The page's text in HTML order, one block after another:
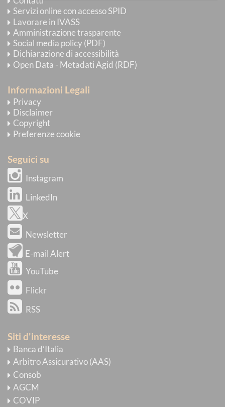
Servizi online con accesso SPID
Lavorare in IVASS
Amministrazione trasparente
Social media policy (PDF)
Dichiarazione di accessibilità
Open Data - Metadati Agid (RDF)
Informazioni Legali
Privacy
Disclaimer
Copyright
Preferenze cookie
Seguici su
Instagram
LinkedIn
X
Newsletter
E-mail Alert
YouTube
Flickr
RSS
Siti d'interesse
Banca d’Italia
Arbitro Assicurativo (AAS)
Consob
AGCM
COVIP